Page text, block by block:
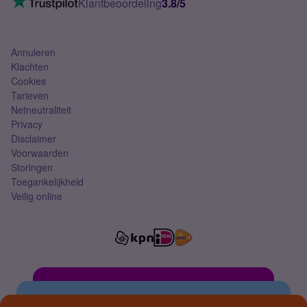
Mobiel abonnement
Annuleren
Klachten
Cookies
Tarieven
Netneutraliteit
Privacy
Disclaimer
Voorwaarden
Storingen
Toegankelijkheid
Veilig online